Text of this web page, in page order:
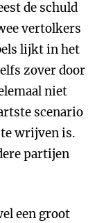
de schuld
vertolkers
lijkt in het
zover door
niet
scenario
wrijven is.
partijen
een groot